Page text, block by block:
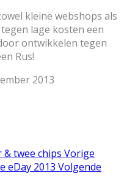
kleine webshops als
lage kosten een
ontwikkelen tegen
Rus!
2013
twee chips Vorige
eDay 2013 Volgende